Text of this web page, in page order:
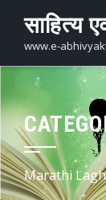
content
साहित्य
www.e-
Marathi